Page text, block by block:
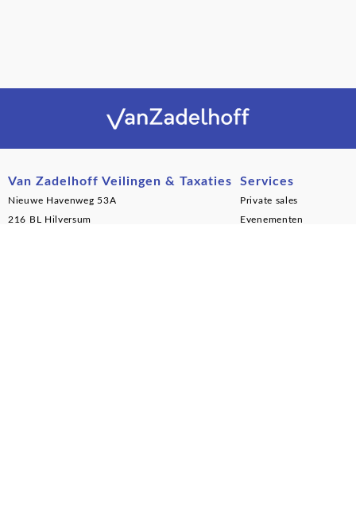
Van Zadelhoff Veilingen & Taxaties
Nieuwe Havenweg 53A
216 BL Hilversum
Services
Private sales
Evenementen